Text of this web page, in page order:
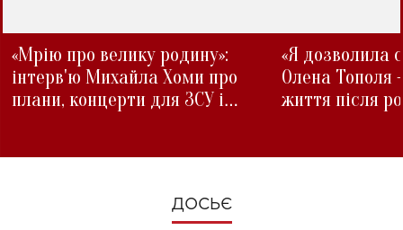
«Мрію про велику родину»:
інтерв'ю Михайла Хоми про
плани, концерти для ЗСУ і
«Я дозволила
Олена Тополя
життя після
ДОСЬЄ